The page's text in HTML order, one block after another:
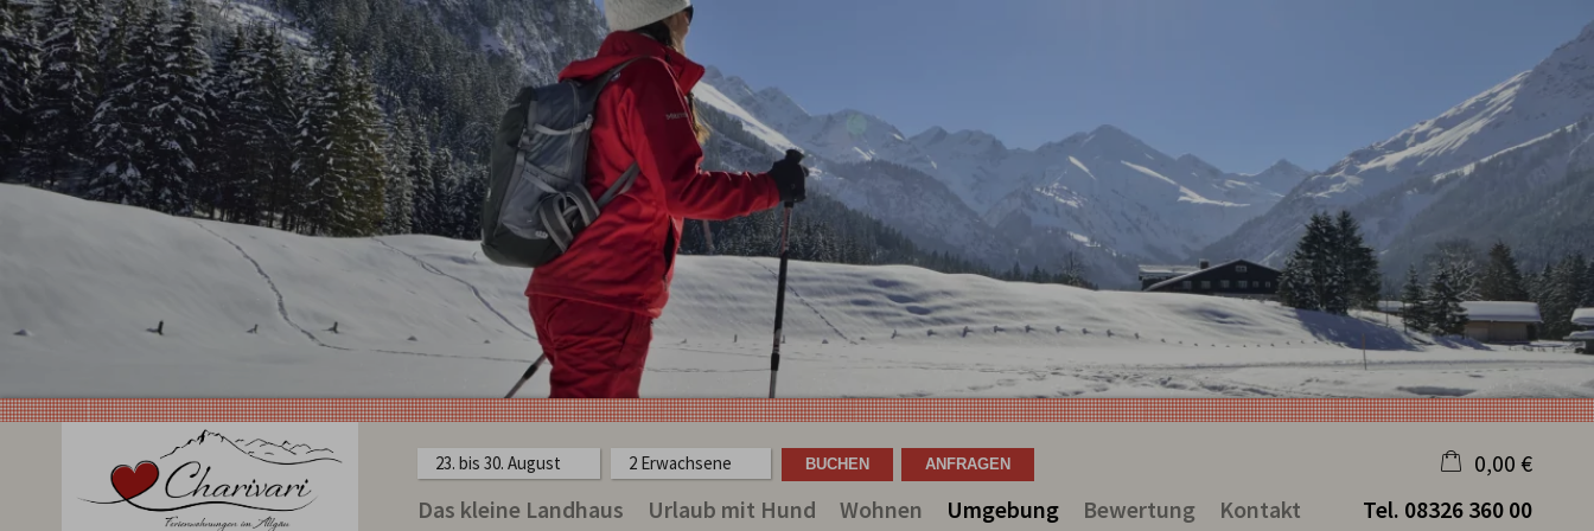
23. bis 30. August 2 Erwachsene
Das kleine Landhaus Urlaub mit Hund Wohnen Umgebung Bewertung Kontakt Tel. 08326 360 00
0,00 €
×